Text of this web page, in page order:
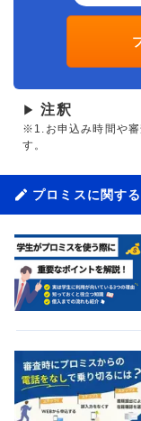
▶ 注釈
※1.お申込み時間や審
す。
プロミスに関す